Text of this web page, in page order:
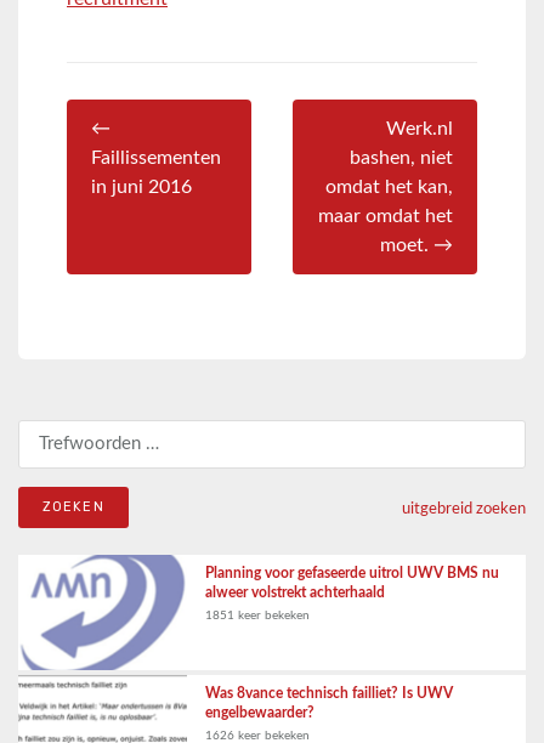
←
Faillissementen
in juni 2016
Werk.nl
bashen, niet
omdat het kan,
maar omdat het
moet. →
uitgebreid zoeken
Planning voor gefaseerde uitrol UWV BMS nu
alweer volstrekt achterhaald
1851 keer bekeken
Was 8vance technisch failliet? Is UWV
engelbewaarder?
1626 keer bekeken